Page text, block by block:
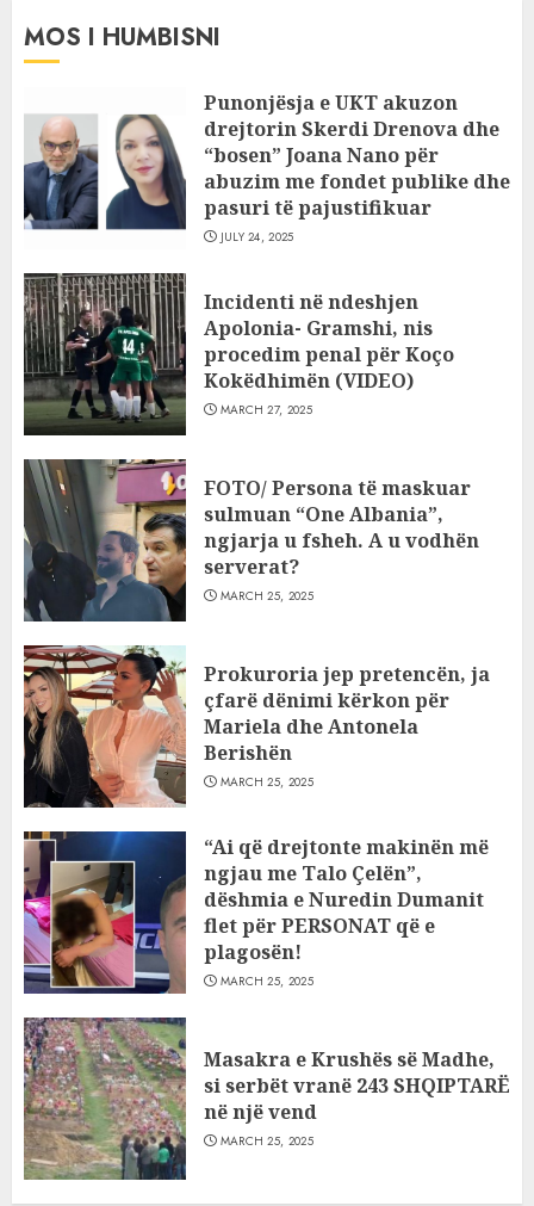
MOS I HUMBISNI
Punonjësja e UKT akuzon
drejtorin Skerdi Drenova dhe
“bosen” Joana Nano për
abuzim me fondet publike dhe
pasuri të pajustifikuar
JULY 24, 2025
Incidenti në ndeshjen
Apolonia- Gramshi, nis
procedim penal për Koço
Kokëdhimën (VIDEO)
MARCH 27, 2025
FOTO/ Persona të maskuar
sulmuan “One Albania”,
ngjarja u fsheh. A u vodhën
serverat?
MARCH 25, 2025
Prokuroria jep pretencën, ja
çfarë dënimi kërkon për
Mariela dhe Antonela
Berishën
MARCH 25, 2025
“Ai që drejtonte makinën më
ngjau me Talo Çelën”,
dëshmia e Nuredin Dumanit
flet për PERSONAT që e
plagosën!
MARCH 25, 2025
Masakra e Krushës së Madhe,
si serbët vranë 243 SHQIPTARË
në një vend
MARCH 25, 2025